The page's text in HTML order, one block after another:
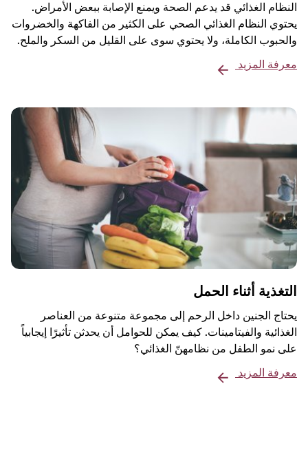
النظام الغذائي قد يدعم الصحة ويمنع الإصابة ببعض الأمراض.
يحتوي النظام الغذائي الصحي على الكثير من الفاكهة والخضروات
والحبوب الكاملة، ولا يحتوي سوى على القليل من السكر والملح.
معرفة المزيد
التغذية أثناء الحمل
يحتاج الجنين داخل الرحم إلى مجموعة متنوعة من العناصر
الغذائية والفيتامينات. كيف يمكن للحوامل أن يحدثن تأثيرًا إيجابياً
على نمو الطفل من نظامهنّ الغذائي؟
معرفة المزيد